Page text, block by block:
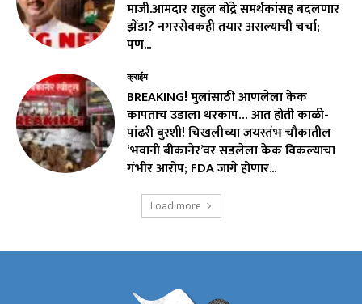
माजी.आमदार राहुल बोंद्रे समर्थकांसह बदलणार
झेंडा? नगरसेवकही तयार असल्याची चर्चा;
पण...
क्राईम
BREAKING! मुलांसाठी आणलेला केक
कापताच उडाला थरकाप… आत होती काळी-
पांढरी बुरशी! चिखलीच्या जयस्तंभ चौकातील
‘भवानी बीकानेर’वर सडलेला केक विकल्याचा
गंभीर आरोप; FDA जागे होणार...
Load more